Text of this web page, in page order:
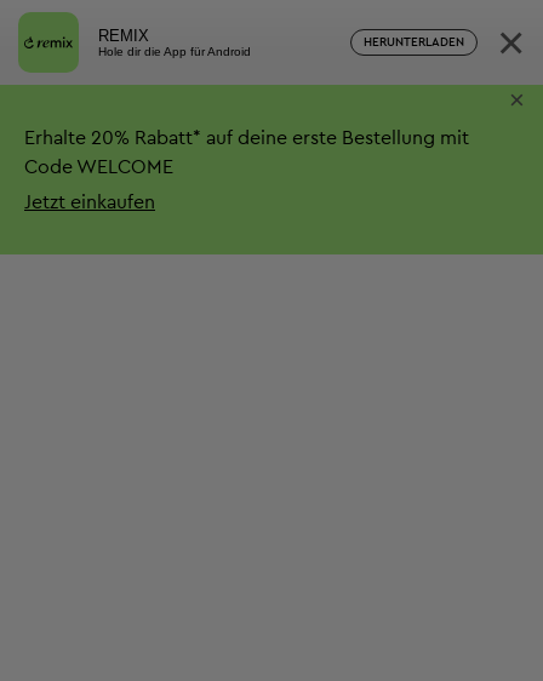
REMIX
Hole dir die App für Android
HERUNTERLADEN ×
Erhalte 20% Rabatt* auf deine erste Bestellung mit
Code WELCOME
Jetzt einkaufen
×